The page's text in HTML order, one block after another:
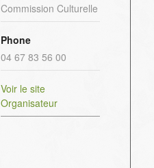
Commission Culturelle
Phone
04 67 83 56 00
Voir le site
Organisateur